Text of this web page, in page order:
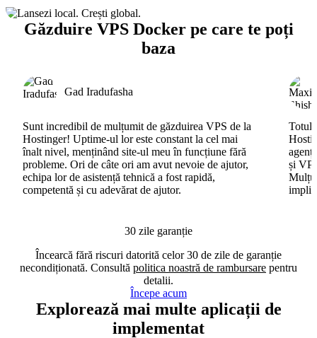
Găzduire VPS Docker pe care te poți
baza
Gad Iradufasha
Sunt incredibil de mulțumit de găzduirea VPS de la
Hostinger! Uptime-ul lor este constant la cel mai
înalt nivel, menținând site-ul meu în funcțiune fără
probleme. Ori de câte ori am avut nevoie de ajutor,
echipa lor de asistență tehnică a fost rapidă,
competentă și cu adevărat de ajutor.
Totul
și
30 zile garanție
Încearcă fără riscuri datorită celor 30 de zile de garanție
necondiționată. Consultă politica noastră de rambursare pentru
detalii.
Începe acum
Explorează mai multe aplicații de
implementat